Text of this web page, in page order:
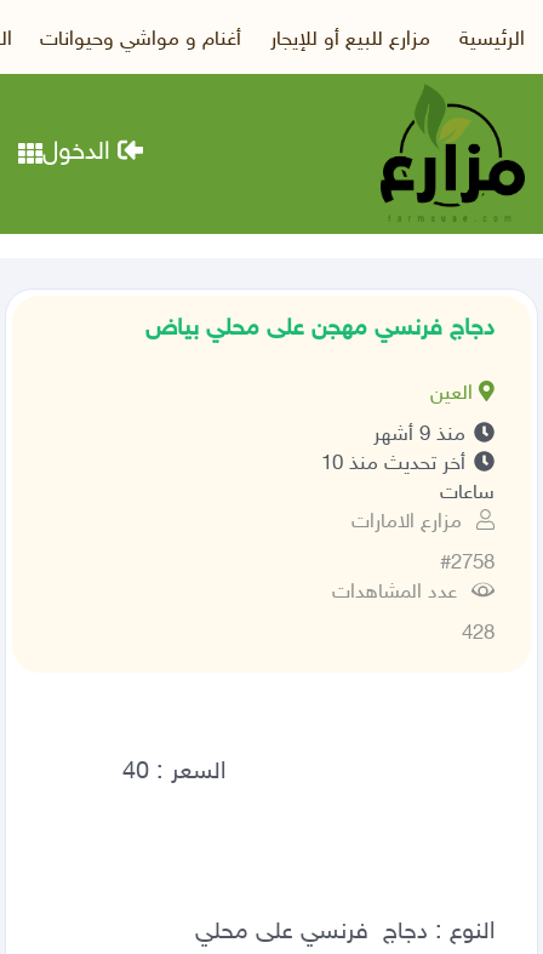
الرئيسية مزارع للبيع أو للإيجار أغنام و مواشي وحيوانات
الدخول
دجاج فرنسي مهجن على محلي بياض
العين
منذ 9 أشهر
أخر تحديث منذ 10
ساعات
مزارع الامارات
#2758
عدد المشاهدات
428
النوع : دجاج  فرنسي على محلي